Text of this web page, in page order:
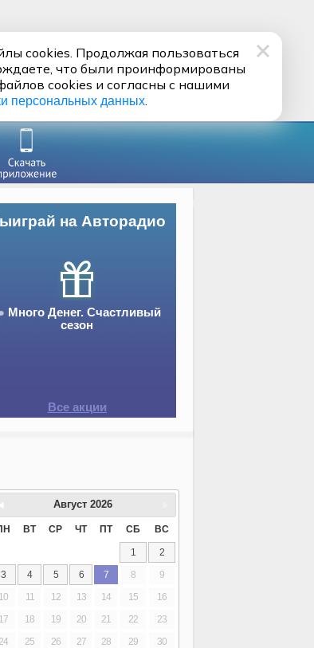
на Авторадио
Много Денег. Счастливый
сезон
Все акции
Август 2026
ВТ СР ЧТ ПТ СБ ВС
1
2
3
4 5 6 7 8
9
10
11 12 13 14 15
16
17
18 19 20 21 22
23
24
25 26 27 28 29
30
cookies. Продолжая пользоваться
что были проинформированы
cookies и согласны с нашими
персональных данных.